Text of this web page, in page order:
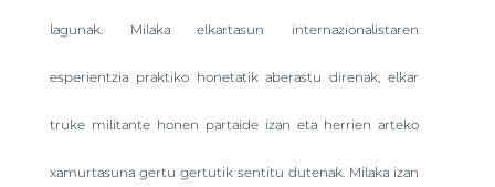
lagunak. Milaka elkartasun internazionalistaren
esperientzia praktiko honetatik aberastu direnak, elkar
truke militante honen partaide izan eta herrien arteko
xamurtasuna gertu gertutik sentitu dutenak. Milaka izan